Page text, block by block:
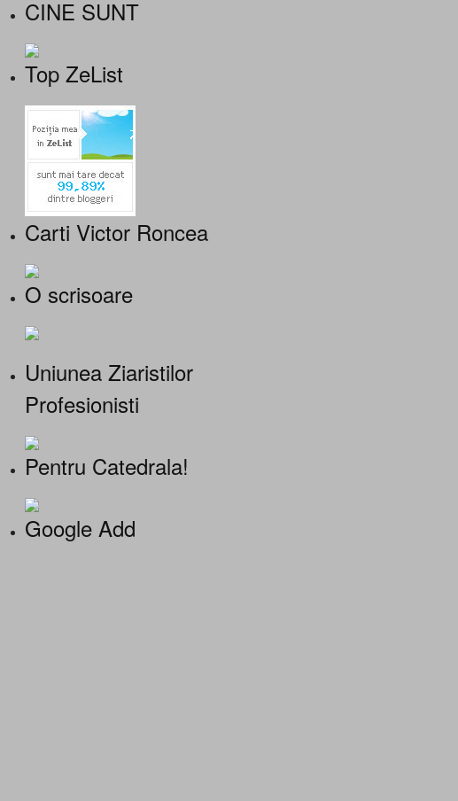
CINE SUNT
Top ZeList
Carti Victor Roncea
O scrisoare
Uniunea Ziaristilor
Profesionisti
Pentru Catedrala!
Google Add